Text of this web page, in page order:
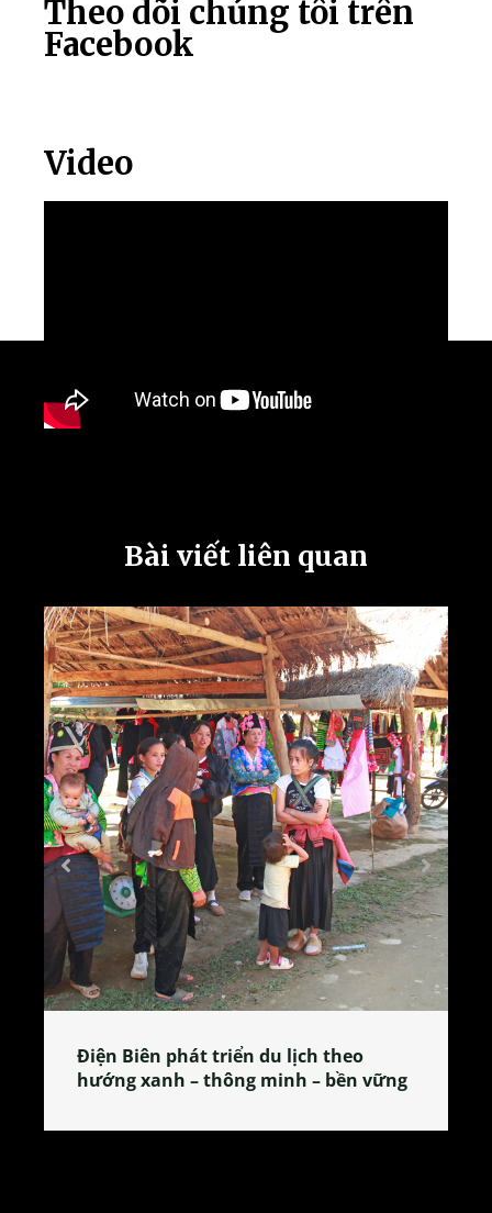
Theo dõi chúng tôi trên
Facebook
Video
Bài viết liên quan
Làng làm bánh tẻ Phú Nhi – nơi lan
tỏa đặc sản xứ Đoài